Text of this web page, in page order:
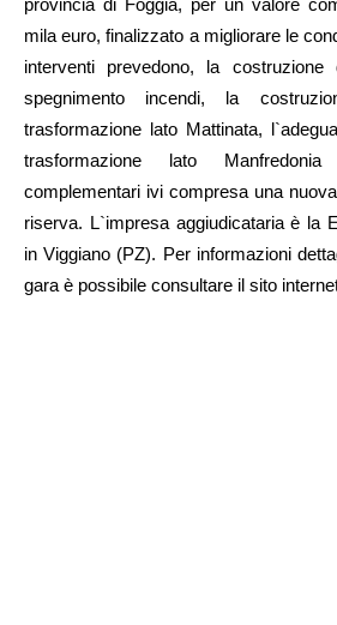
provincia di Foggia, per un valore
mila euro, finalizzato a migliorare le
interventi prevedono, la costruzione
spegnimento incendi, la
trasformazione lato Mattinata,
trasformazione lato
complementari ivi compresa una
riserva. L`impresa aggiudicataria è la
in Viggiano (PZ). Per informazioni
gara è possibile consultare il sito